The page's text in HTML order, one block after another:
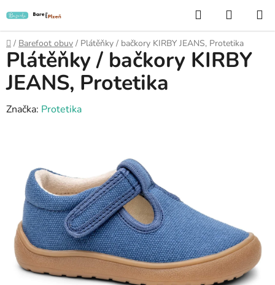
na
obsah
Hledat
KOŠÍK
Domů
/ Barefoot obuv / Plátěňky / bačkory KIRBY JEANS, Protetika
Plátěňky / bačkory KIRBY
JEANS, Protetika
Značka: Protetika